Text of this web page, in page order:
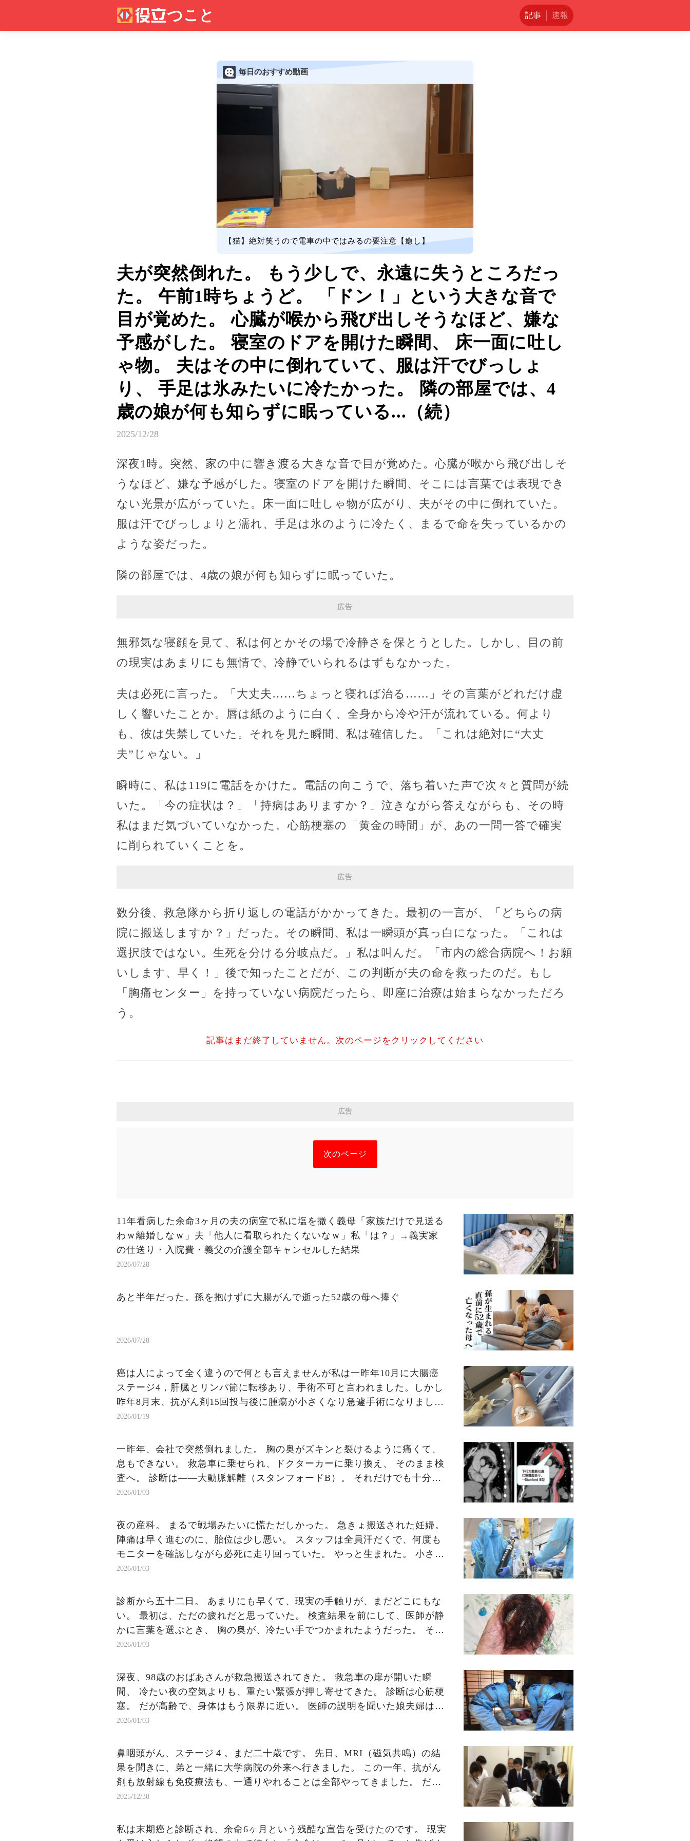
記事 速報
毎日のおすすめ動画
【猫】絶対笑うので電車の中ではみるの要注意【癒し】
夫が突然倒れた。 もう少しで、永遠に失うところだっ
た。 午前1時ちょうど。 「ドン！」という大きな音で
目が覚めた。 心臓が喉から飛び出しそうなほど、嫌な
予感がした。 寝室のドアを開けた瞬間、 床一面に吐し
ゃ物。 夫はその中に倒れていて、服は汗でびっしょ
り、 手足は氷みたいに冷たかった。 隣の部屋では、4
歳の娘が何も知らずに眠っている...（続）
2025/12/28
深夜1時。突然、家の中に響き渡る大きな音で目が覚めた。心臓が喉から飛び出しそ
うなほど、嫌な予感がした。寝室のドアを開けた瞬間、そこには言葉では表現でき
ない光景が広がっていた。床一面に吐しゃ物が広がり、夫がその中に倒れていた。
服は汗でびっしょりと濡れ、手足は氷のように冷たく、まるで命を失っているかの
ような姿だった。
隣の部屋では、4歳の娘が何も知らずに眠っていた。
広告
無邪気な寝顔を見て、私は何とかその場で冷静さを保とうとした。しかし、目の前
の現実はあまりにも無情で、冷静でいられるはずもなかった。
夫は必死に言った。「大丈夫……ちょっと寝れば治る……」その言葉がどれだけ虚
しく響いたことか。唇は紙のように白く、全身から冷や汗が流れている。何より
も、彼は失禁していた。それを見た瞬間、私は確信した。「これは絶対に“大丈
夫”じゃない。」
瞬時に、私は119に電話をかけた。電話の向こうで、落ち着いた声で次々と質問が続
いた。「今の症状は？」「持病はありますか？」泣きながら答えながらも、その時
私はまだ気づいていなかった。心筋梗塞の「黄金の時間」が、あの一問一答で確実
に削られていくことを。
広告
数分後、救急隊から折り返しの電話がかかってきた。最初の一言が、「どちらの病
院に搬送しますか？」だった。その瞬間、私は一瞬頭が真っ白になった。「これは
選択肢ではない。生死を分ける分岐点だ。」私は叫んだ。「市内の総合病院へ！お願
いします、早く！」後で知ったことだが、この判断が夫の命を救ったのだ。もし
「胸痛センター」を持っていない病院だったら、即座に治療は始まらなかっただろ
う。
記事はまだ終了していません。次のページをクリックしてください
広告
次のページ
11年看病した余命3ヶ月の夫の病室で私に塩を撒く義母「家族だけで見送る
わｗ離婚しなｗ」夫「他人に看取られたくないなｗ」私「は？」→義実家
の仕送り・入院費・義父の介護全部キャンセルした結果
2026/07/28
あと半年だった。孫を抱けずに大腸がんで逝った52歳の母へ捧ぐ
2026/07/28
癌は人によって全く違うので何とも言えませんが私は一昨年10月に大腸癌
ステージ4，肝臓とリンパ節に転移あり、手術不可と言われました。しかし
昨年8月末、抗がん剤15回投与後に腫瘍が小さくなり急遽手術になりまし
た。とりあえず癌は全て除去...（続）
2026/01/19
一昨年、会社で突然倒れました。 胸の奥がズキンと裂けるように痛くて、
息もできない。 救急車に乗せられ、ドクターカーに乗り換え、 そのまま検
査へ。 診断は——大動脈解離（スタンフォードB）。 それだけでも十分す
ぎるほどの衝撃なのに、 CTで、ついでのように言われました。 「乳がん
分の人生が遠くで崩れていくのを ぼんやり見ているようでした。 その後...
（続）
2026/01/03
夜の産科。 まるで戦場みたいに慌ただしかった。 急きょ搬送された妊婦。
陣痛は早く進むのに、胎位は少し悪い。 スタッフは全員汗だくで、何度も
モニターを確認しながら必死に走り回っていた。 やっと生まれた。 小さな
男の子。 しわくちゃで、まだうまく色もつかなくて、 それでも整った顔立
（続）
2026/01/03
診断から五十二日。 あまりにも早くて、現実の手触りが、まだどこにもな
い。 最初は、ただの疲れだと思っていた。 検査結果を前にして、医師が静
かに言葉を選ぶとき、 胸の奥が、冷たい手でつかまれたようだった。 そこ
からは、坂道を転げ落ちるように毎日が変わった。 吐き気。 食べられな
病室の鏡の前で、髪がそっと抜け落ちるたび...（続）
2026/01/03
深夜、98歳のおばあさんが救急搬送されてきた。 救急車の扉が開いた瞬
間、 冷たい夜の空気よりも、重たい緊張が押し寄せてきた。 診断は心筋梗
塞。 だが高齢で、身体はもう限界に近い。 医師の説明を聞いた娘夫婦は、
静かに首を縦に振った。 「延命治療は希望しません。 自然に任せたいで
あった...（続）
2026/01/03
鼻咽頭がん、ステージ４。まだ二十歳です。 先日、MRI（磁気共鳴）の結
果を聞きに、弟と一緒に大学病院の外来へ行きました。 この一年、抗がん
剤も放射線も免疫療法も、一通りやれることは全部やってきました。 だか
らこそ、私は「次はどうするのか」を聞きに行ったつもりでした。 まさか
と思います。 担当医にこれまでの経過を説明すると…。（続）
2025/12/30
私は末期癌と診断され、余命6ヶ月という残酷な宣告を受けたのです。 現実